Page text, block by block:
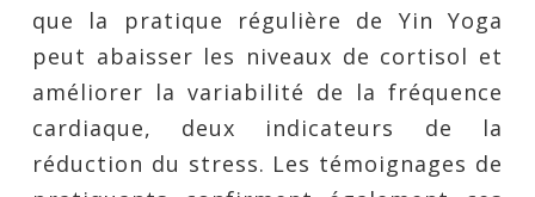
que la pratique régulière de Yin Yoga
peut abaisser les niveaux de cortisol et
améliorer la variabilité de la fréquence
cardiaque, deux indicateurs de la
réduction du stress. Les témoignages de